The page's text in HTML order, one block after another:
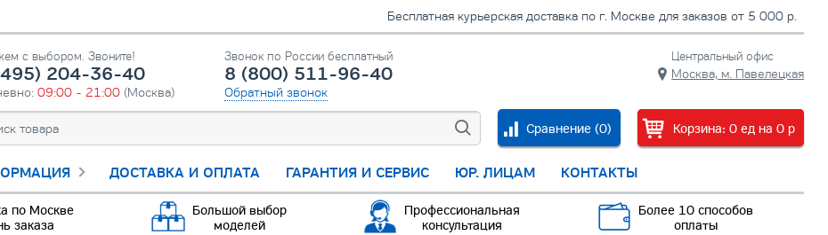
Бесплатная курьерская доставка по г. Москве для заказов от 5 000 р.
Центральный офис
Москва, м. Павелецкая
с выбором. Звоните!
204-36-40
09:00 - 21:00 (Москва)
Звонок по России бесплатный
8 (800) 511-96-40
Обратный звонок
Корзина: 0 ед на 0 p
Сравнение (0)
ДОСТАВКА И ОПЛАТА ГАРАНТИЯ И СЕРВИС ЮР. ЛИЦАМ КОНТАКТЫ
по Москве
заказа
Большой выбор
моделей
Профессиональная
консультация
Более 10 способов
оплаты